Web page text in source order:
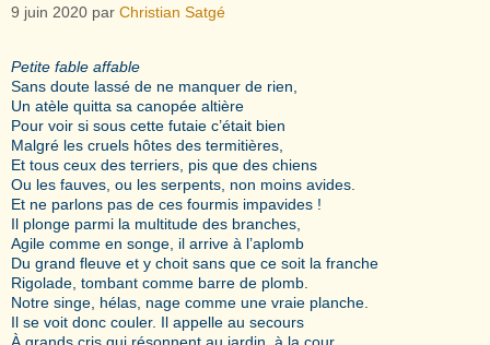
9 juin 2020 par Christian Satgé
Petite fable affable
Sans doute lassé de ne manquer de rien,
Un atèle quitta sa canopée altière
Pour voir si sous cette futaie c’était bien
Malgré les cruels hôtes des termitières,
Et tous ceux des terriers, pis que des chiens
Ou les fauves, ou les serpents, non moins avides.
Et ne parlons pas de ces fourmis impavides !
Il plonge parmi la multitude des branches,
Agile comme en songe, il arrive à l’aplomb
Du grand fleuve et y choit sans que ce soit la franche
Rigolade, tombant comme barre de plomb.
Notre singe, hélas, nage comme une vraie planche.
Il se voit donc couler. Il appelle au secours